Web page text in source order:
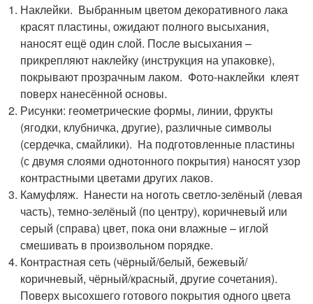
Наклейки. Выбранным цветом декоративного лака
красят пластины, ожидают полного высыхания,
наносят ещё один слой. После высыхания –
прикрепляют наклейку (инструкция на упаковке),
покрывают прозрачным лаком. Фото-наклейки клеят
поверх нанесённой основы.
Рисунки: геометрические формы, линии, фрукты
(ягодки, клубничка, другие), различные символы
(сердечка, смайлики). На подготовленные пластины
(с двумя слоями однотонного покрытия) наносят узор
контрастными цветами других лаков.
Камуфляж. Нанести на ноготь светло-зелёный (левая
часть), темно-зелёный (по центру), коричневый или
серый (справа) цвет, пока они влажные – иглой
смешивать в произвольном порядке.
Контрастная сеть (чёрный/белый, бежевый/
коричневый, чёрный/красный, другие сочетания).
Поверх высохшего готового покрытия одного цвета